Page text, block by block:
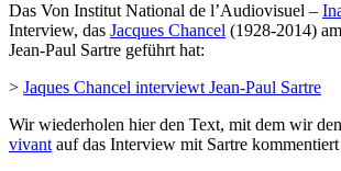
Das Von Institut National de l’Audiovisuel –
Interview, das Jacques Chancel (1928-2014)
Jean-Paul Sartre geführt hat:
> Jaques Chancel interviewt Jean-Paul Sartre
Wir wiederholen hier den Text, mit dem wir
vivantauf das Interview mit Sartre kommentiert